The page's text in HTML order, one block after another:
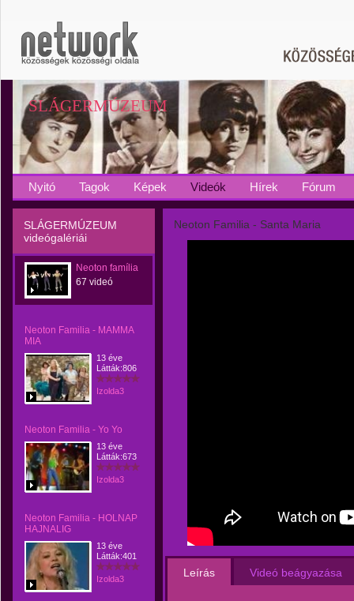
SLÁGERMÚZEUM
Nyitó Tagok Képek Videók Hírek Fórum
SLÁGERMÚZEUM
videógalériái
Neoton família
67 videó
Neoton Familia - MAMMA
MIA
13 éve
Látták:806
Izolda3
Neoton Familia - Yo Yo
13 éve
Látták:673
Izolda3
Neoton Familia - HOLNAP
HAJNALIG
13 éve
Látták:401
Izolda3
Neoton Familia - Santa Maria
Leírás Videó beágyazása